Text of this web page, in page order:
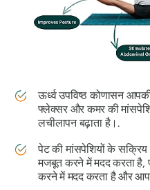
ऊर्ध्व उपविष्ठ कोणासन
फ्लेक्सर और कमर की
लचीलापन बढ़ाता है।.
पेट की मांसपेशियों के
मजबूत करने में मदद करता है,
करने में मदद करता है और